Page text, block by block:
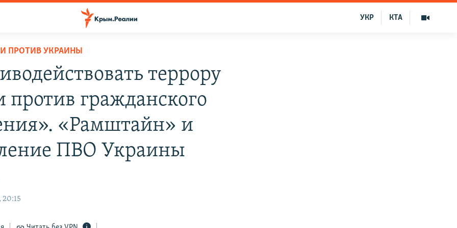
КТА
УКР
ПРОТИВ УКРАИНЫ
террору
против гражданского
«Рамштайн» и
ПВО Украины
20:15